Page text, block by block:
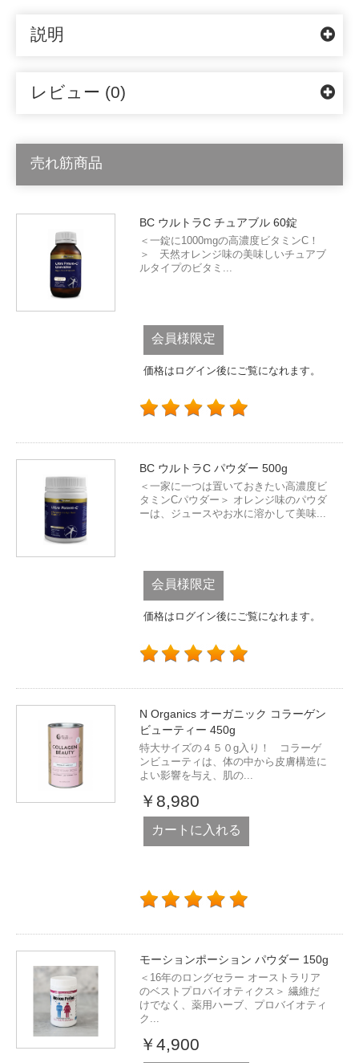
説明
レビュー (0)
売れ筋商品
BC ウルトラC チュアブル 60錠
＜一錠に1000mgの高濃度ビタミンC！
＞ 天然オレンジ味の美味しいチュアブ
ルタイプのビタミ...
会員様限定
価格はログイン後にご覧になれます。
BC ウルトラC パウダー 500g
＜一家に一つは置いておきたい高濃度ビ
タミンCパウダー＞ オレンジ味のパウダ
ーは、ジュースやお水に溶かして美味...
会員様限定
価格はログイン後にご覧になれます。
N Organics オーガニック コラーゲン
ビューティー 450g
特大サイズの４５０g入り！ コラーゲ
ンビューティは、体の中から皮膚構造に
よい影響を与え、肌の...
￥8,980
カートに入れる
モーションポーション パウダー 150g
＜16年のロングセラー オーストラリア
のベストプロバイオティクス＞ 繊維だ
けでなく、薬用ハーブ、プロバイオティ
ク...
￥4,900